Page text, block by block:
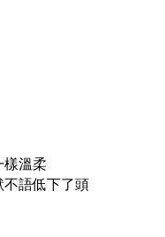
溫柔
語低下了頭